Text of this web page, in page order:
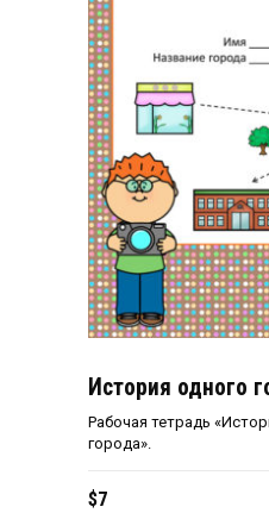
История одного
Рабочая тетрадь
города».
$7